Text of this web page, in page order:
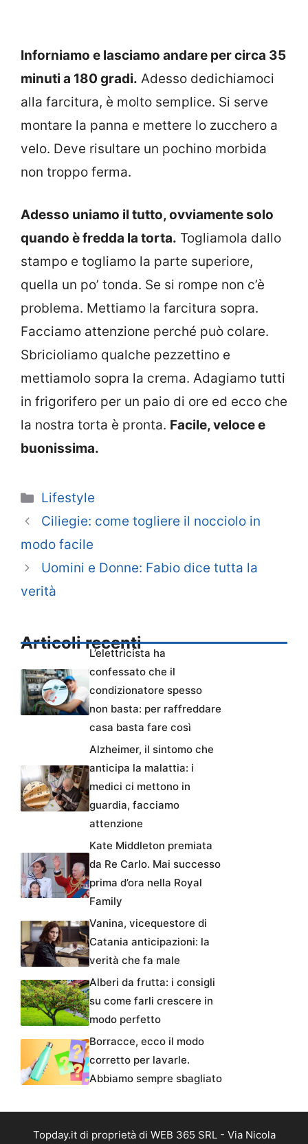
Inforniamo e lasciamo andare per circa 35
minuti a 180 gradi. Adesso dedichiamoci
alla farcitura, è molto semplice. Si serve
montare la panna e mettere lo zucchero a
velo. Deve risultare un pochino morbida
non troppo ferma.
Adesso uniamo il tutto, ovviamente solo
quando è fredda la torta. Togliamola dallo
stampo e togliamo la parte superiore,
quella un po’ tonda. Se si rompe non c’è
problema. Mettiamo la farcitura sopra.
Facciamo attenzione perché può colare.
Sbricioliamo qualche pezzettino e
mettiamolo sopra la crema. Adagiamo tutti
in frigorifero per un paio di ore ed ecco che
la nostra torta è pronta. Facile, veloce e
buonissima.
Categorie
Lifestyle
Ciliegie: come togliere il nocciolo in
modo facile
Uomini e Donne: Fabio dice tutta la
verità
Articoli recenti
L’elettricista ha
confessato che il
condizionatore spesso
non basta: per raffreddare
casa basta fare così
Alzheimer, il sintomo che
anticipa la malattia: i
medici ci mettono in
guardia, facciamo
attenzione
Kate Middleton premiata
da Re Carlo. Mai successo
prima d’ora nella Royal
Family
Vanina, vicequestore di
Catania anticipazioni: la
verità che fa male
Alberi da frutta: i consigli
su come farli crescere in
modo perfetto
Borracce, ecco il modo
corretto per lavarle.
Abbiamo sempre sbagliato
Topday.it di proprietà di WEB 365 SRL - Via Nicola